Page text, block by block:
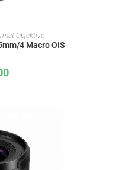
Objektive
4 Macro OIS